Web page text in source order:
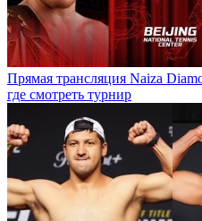
Прямая трансляция Naiza
где смотреть турнир